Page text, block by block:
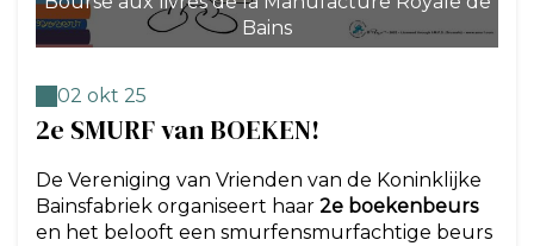
Bains
02 okt 25
2e SMURF van BOEKEN!
De Vereniging van Vrienden van de Koninklijke
Bainsfabriek organiseert haar 2e boekenbeurs
en het belooft een smurfensmurfachtige beurs